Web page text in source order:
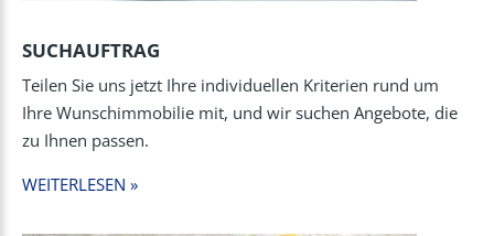
SUCHAUFTRAG
Teilen Sie uns jetzt Ihre individuellen Kriterien rund um
Ihre Wunschimmobilie mit, und wir suchen Angebote, die
zu Ihnen passen.
WEITERLESEN »